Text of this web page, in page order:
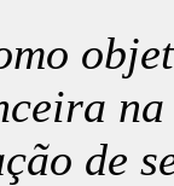
de